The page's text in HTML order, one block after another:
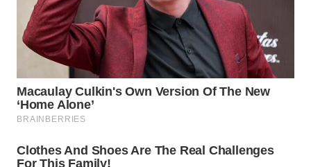
WN
MALUT
DAIRI
WN
TOBA